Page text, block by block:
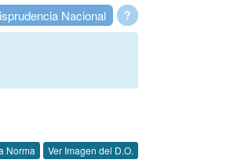
?
Nacional
Norma Ver Imagen del D.O.